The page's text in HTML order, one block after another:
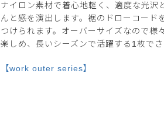
ナイロン素材で着心地軽く、適度な光沢
んと感を演出します。裾のドローコード
つけられます。オーバーサイズなので様
楽しめ、長いシーズンで活躍する1枚で
【work outer series】